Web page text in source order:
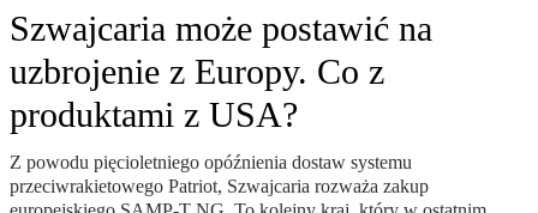
Szwajcaria może postawić na
uzbrojenie z Europy. Co z
produktami z USA?
Z powodu pięcioletniego opóźnienia dostaw systemu
przeciwrakietowego Patriot, Szwajcaria rozważa zakup